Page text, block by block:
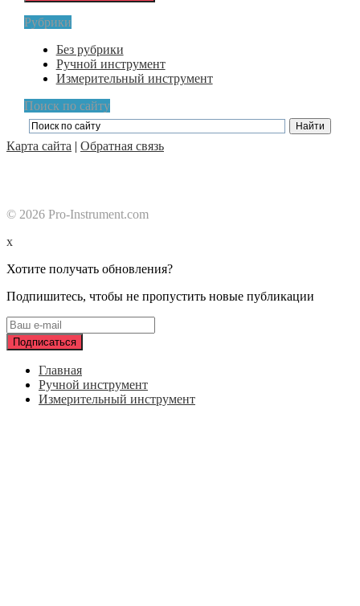
Рубрики
Без рубрики
Ручной инструмент
Измерительный инструмент
Поиск по сайту
Карта сайта | Обратная связь
© 2026 Pro-Instrument.com
x
Хотите получать обновления?
Подпишитесь, чтобы не пропустить новые публикации
Главная
Ручной инструмент
Измерительный инструмент